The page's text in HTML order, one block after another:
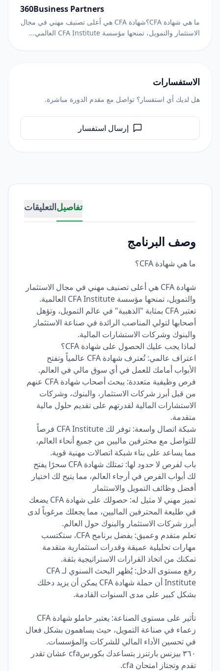
تفاصيلالتعليقات
وصف البرنامج
ما هي شهادة CFA؟
شهادة CFA هي أعلى تصنيف مهني في مجال الاستثمار
والتمويل، تمنحها مؤسسة CFA Institute العالمية.
تعتبر CFA بمثابة "الذهبية" في عالم التمويل، وتؤهل
أصحابها لتولي المناصب الرائدة في صناعة الاستثمار
والبنوك وشركات الاستشارات المالية.
لماذا يجب عليك الحصول على شهادة CFA؟
اعتراف عالمي: تُعترف شهادة CFA عالمياً وتفتح
الأبواب أمامك للعمل في أي سوق مالي في العالم.
فرص وظيفية متعددة: يبحث أصحاب شهادة CFA عنهم
من قبل أبرز شركات الاستثمار، والبنوك، وشركات
الاستشارات المالية لقدرتهم على تقديم حلول مالية
متقدمة.
شبكة اتصال واسعة: توفر لك CFA Institute فرصاً
للتواصل مع محترفين ماليين من جميع أنحاء العالم،
مما يساعد على بناء شبكة اتصالات مهنية قوية.
باب لفرص لا حدود لها: تمتلك شهادة CFA سحرًا يفتح
لك أبواب الفرص في أرجاء العالم، مما يتيح لك اختيار
أفضل وظائف التمويل والاستثمار
تميز مهني لا مثيل له: حصولك على شهادة CFA يضعك
في طليعة المحترفين الماليين، مما يجعلك مرغوباً لدى
أبرز شركات الاستثمار والبنوك حول العالم.
تعلم متقدم وعميق: بفضل برنامج CFA، ستكتسب
مهارات تحليلية عميقة وقدرات استثمارية متقدمة
تمكنك من اتخاذ القرارات الاستراتيجية بثقة.
رفع مستوى الدخل: يُظهر البحث السنوي لـ CFA
Institute أن حملة شهادة CFA يمكن أن يزيد دخلك
بشكل كبير على مدى السنوات القادمة.
تأثير على مستوى الصناعة: يعتبر حاملو شهادة CFA
زعماء في صناعة التمويل، حيث يساهمون بشكل فعال
في تحسين الأداء المالي للشركات والمؤسسات.
٣٦٠ بيزنس بارتنرز بتساعدك بكورسcfa عشان تقدر
تقدم وتجتاز امتحان cfa.
360Business Partners
ما هي شهادة CFA؟شهادة CFA هي أعلى تصنيف مهني في مجال
الاستثمار والتمويل، تمنحها مؤسسة CFA Institute العالمي...
الاستفسارات
هل لديك أي استفسار؟ تواصل مع مقدم الدورة مباشرة.
إرسال استفسار